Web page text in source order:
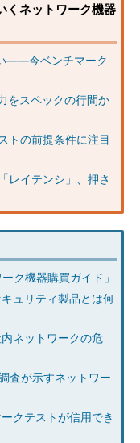
くネットワーク機器
――今ベンチマーク
をスペックの行間か
トの前提条件に注目
レイテンシ」、押さ
ク機器購買ガイド」
ュリティ製品とは何
ネットワークの危
査が示すネットワー
クテストが信用でき